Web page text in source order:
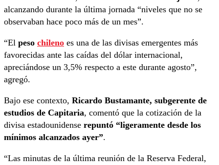
alcanzando durante la última jornada “niveles que no se
observaban hace poco más de un mes”.
“El peso chileno es una de las divisas emergentes más
favorecidas ante las caídas del dólar internacional,
apreciándose un 3,5% respecto a este durante agosto”,
agregó.
Bajo ese contexto, Ricardo Bustamante, subgerente de
estudios de Capitaria, comentó que la cotización de la
divisa estadounidense repuntó “ligeramente desde los
mínimos alcanzados ayer”.
“Las minutas de la última reunión de la Reserva Federal,